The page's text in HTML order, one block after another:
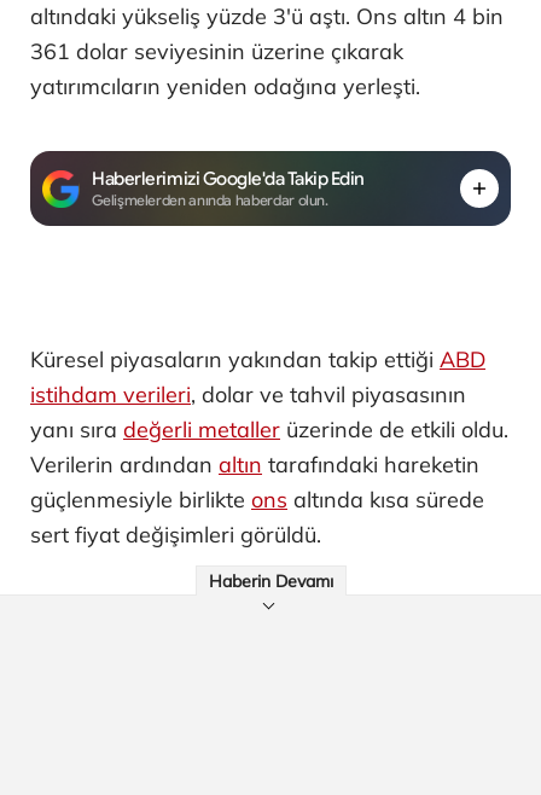
altındaki yükseliş yüzde 3'ü aştı. Ons altın 4 bin
361 dolar seviyesinin üzerine çıkarak
yatırımcıların yeniden odağına yerleşti.
Haberlerimizi Google'da Takip Edin
Gelişmelerden anında haberdar olun.
Küresel piyasaların yakından takip ettiği ABD
istihdam verileri, dolar ve tahvil piyasasının
yanı sıra değerli metaller üzerinde de etkili oldu.
Verilerin ardından altın tarafındaki hareketin
güçlenmesiyle birlikte ons altında kısa sürede
sert fiyat değişimleri görüldü.
Haberin Devamı